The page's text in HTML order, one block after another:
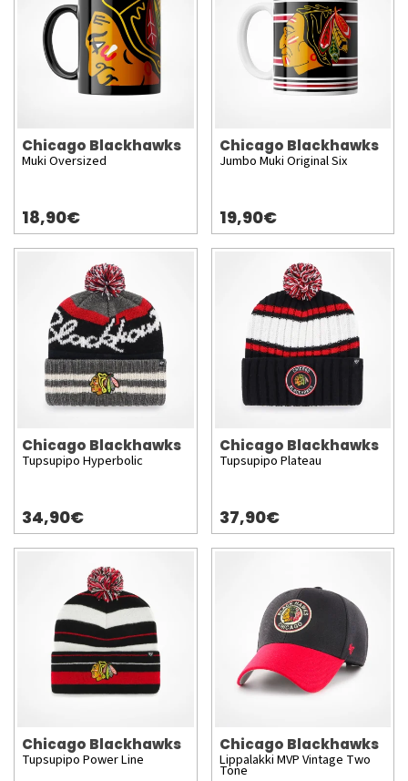
Chicago Blackhawks
Muki Oversized
18,90€
Chicago Blackhawks
Jumbo Muki Original Six
19,90€
Chicago Blackhawks
Tupsupipo Hyperbolic
34,90€
Chicago Blackhawks
Tupsupipo Plateau
37,90€
Chicago Blackhawks
Tupsupipo Power Line
Chicago Blackhawks
Lippalakki MVP Vintage Two
Tone